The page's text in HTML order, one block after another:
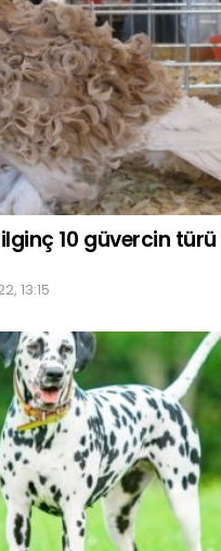
10 güvercin türü
13:15